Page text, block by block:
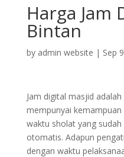
Harga Jam
Bintan
by admin website | Sep
Jam digital masjid
mempunyai
waktu sholat yang
otomatis. Adapun
dengan waktu